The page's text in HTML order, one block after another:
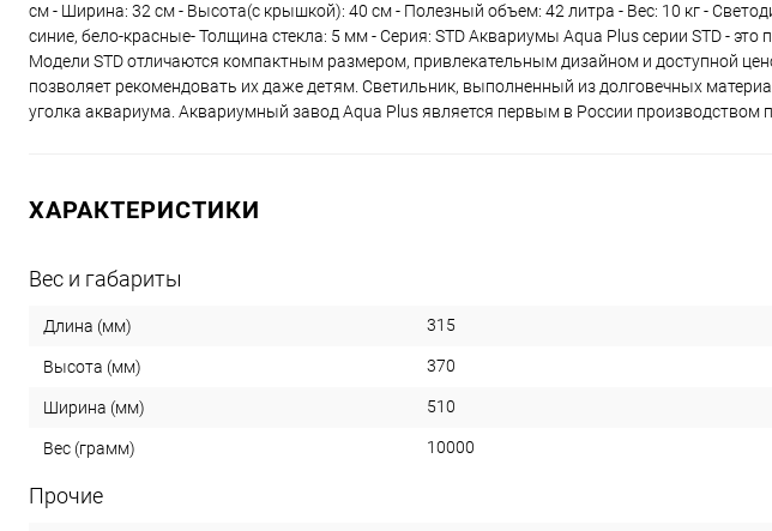
см - Ширина: 32 см - Высота(с крышкой): 40 см - Полезный объем: 42 литра - Вес: 10 кг -
синие, бело-красные- Толщина стекла: 5 мм - Серия: STD Аквариумы Aqua Plus серии STD -
Модели STD отличаются компактным размером, привлекательным дизайном и доступной
позволяет рекомендовать их даже детям. Светильник, выполненный из долговечных
уголка аквариума. Аквариумный завод Aqua Plus является первым в России производством
ХАРАКТЕРИСТИКИ
Вес и габариты
Длина (мм) 315
Высота (мм) 370
Ширина (мм) 510
Вес (грамм) 10000
Прочие